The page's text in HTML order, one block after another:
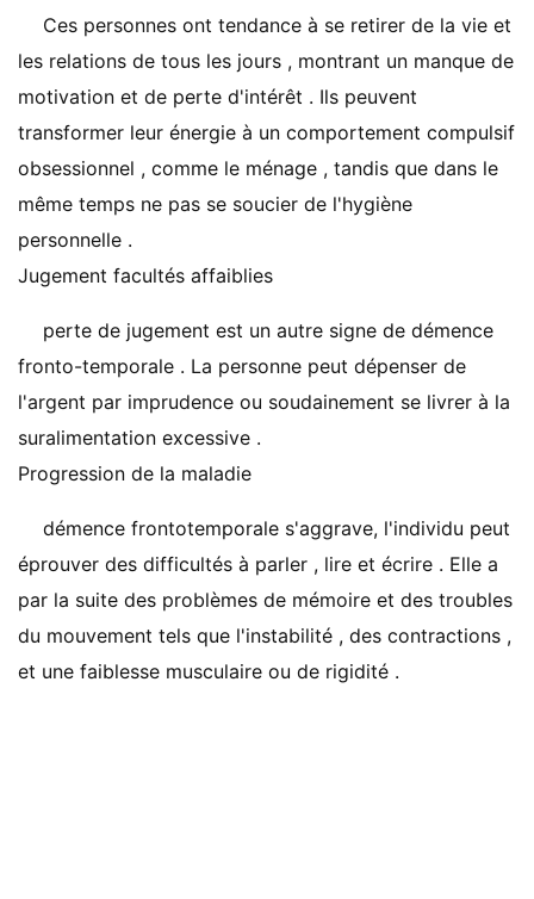
Ces personnes ont tendance à se retirer de la vie et
les relations de tous les jours , montrant un manque de
motivation et de perte d'intérêt . Ils peuvent
transformer leur énergie à un comportement compulsif
obsessionnel , comme le ménage , tandis que dans le
même temps ne pas se soucier de l'hygiène
personnelle .
Jugement facultés affaiblies
perte de jugement est un autre signe de démence
fronto-temporale . La personne peut dépenser de
l'argent par imprudence ou soudainement se livrer à la
suralimentation excessive .
Progression de la maladie
démence frontotemporale s'aggrave, l'individu peut
éprouver des difficultés à parler , lire et écrire . Elle a
par la suite des problèmes de mémoire et des troubles
du mouvement tels que l'instabilité , des contractions ,
et une faiblesse musculaire ou de rigidité .